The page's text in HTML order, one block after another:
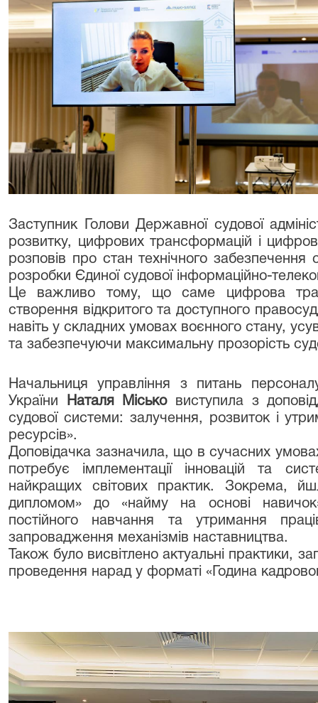
Заступник Голови Державної судової
розвитку, цифрових трансформацій і
розповів про стан технічного забезпечення
розробки Єдиної судової інформаційно-
Це важливо тому, що саме цифрова
створення відкритого та доступного
навіть у складних умовах воєнного стану,
та забезпечуючи максимальну прозорість
Начальниця управління з питань
України
Наталя Місько виступила з
судової системи: залучення, розвиток і
ресурсів».
Доповідачка зазначила, що в сучасних
потребує імплементації інновацій та
найкращих світових практик. Зокрема,
дипломом» до «найму на основі
постійного навчання та утримання
запровадження механізмів наставництва.
Також було висвітлено актуальні практики,
проведення нарад у форматі «Година